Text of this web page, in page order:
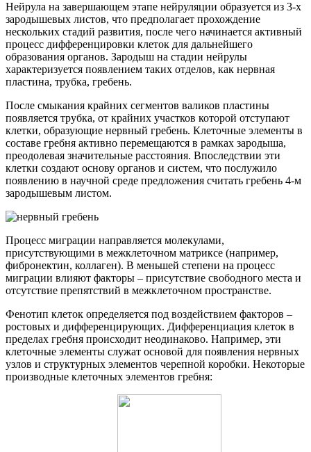
Нейрула на завершающем этапе нейруляции образуется из 3-х
зародышевых листов, что предполагает прохождение
нескольких стадий развития, после чего начинается активный
процесс дифференцировки клеток для дальнейшего
образования органов. Зародыш на стадии нейрулы
характеризуется появлением таких отделов, как нервная
пластина, трубка, гребень.
После смыкания крайних сегментов валиков пластины
появляется трубка, от крайних участков которой отступают
клетки, образующие нервный гребень. Клеточные элементы в
составе гребня активно перемещаются в рамках зародыша,
преодолевая значительные расстояния. Впоследствии эти
клетки создают основу органов и систем, что послужило
появлению в научной среде предложения считать гребень 4-м
зародышевым листом.
Процесс миграции направляется молекулами,
присутствующими в межклеточном матриксе (например,
фибронектин, коллаген). В меньшей степени на процесс
миграции влияют факторы – присутствие свободного места и
отсутствие препятствий в межклеточном пространстве.
Фенотип клеток определяется под воздействием факторов –
ростовых и дифференцирующих. Дифференциация клеток в
пределах гребня происходит неодинаково. Например, эти
клеточные элементы служат основой для появления нервных
узлов и структурных элементов черепной коробки. Некоторые
производные клеточных элементов гребня: